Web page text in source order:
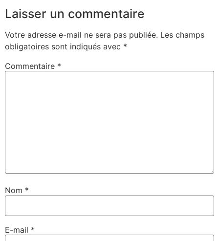
Laisser un commentaire
Votre adresse e-mail ne sera pas publiée. Les champs
obligatoires sont indiqués avec *
Commentaire *
Nom *
E-mail *